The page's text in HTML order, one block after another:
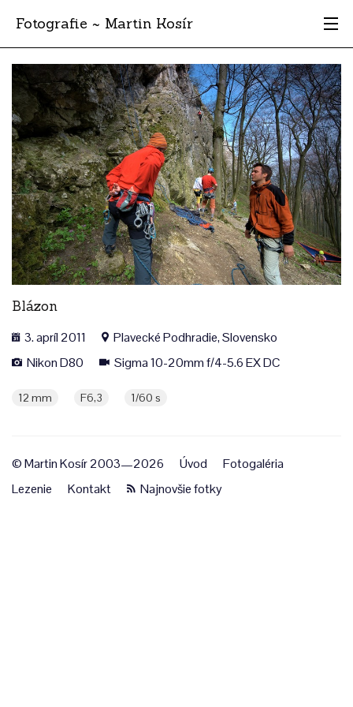
Fotografie ~ Martin Kosír
Moje obľúbené
Albumy
Miesta
Archív
Vyhľadávanie
Blázon
3. apríl 2011
Plavecké Podhradie, Slovensko
Nikon D80
Sigma 10-20mm f/4-5.6 EX DC
12 mm F6,3 1/60 s
© Martin Kosír 2003—2026 Úvod
Fotogaléria
Lezenie
Kontakt Najnovšie fotky